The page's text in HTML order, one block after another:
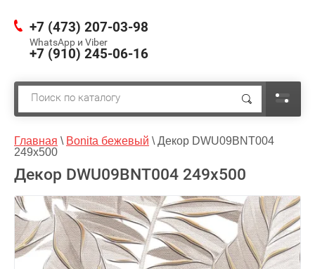
+7 (473) 207-03-98
WhatsApp и Viber
+7 (910) 245-06-16
Главная \ Bonita бежевый \ Декор DWU09BNT004
249x500
Декор DWU09BNT004 249x500